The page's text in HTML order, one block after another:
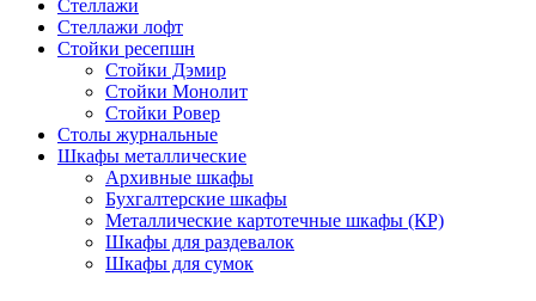
Стеллажи
Стеллажи лофт
Стойки ресепшн
Стойки Дэмир
Стойки Монолит
Стойки Ровер
Столы журнальные
Шкафы металлические
Архивные шкафы
Бухгалтерские шкафы
Металлические картотечные шкафы (КР)
Шкафы для раздевалок
Шкафы для сумок